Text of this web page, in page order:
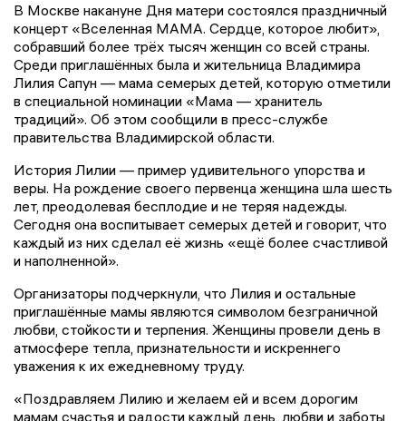
В Москве накануне Дня матери состоялся праздничный
концерт «Вселенная МАМА. Сердце, которое любит»,
собравший более трёх тысяч женщин со всей страны.
Среди приглашённых была и жительница Владимира
Лилия Сапун — мама семерых детей, которую отметили
в специальной номинации «Мама — хранитель
традиций». Об этом сообщили в пресс-службе
правительства Владимирской области.
История Лилии — пример удивительного упорства и
веры. На рождение своего первенца женщина шла шесть
лет, преодолевая бесплодие и не теряя надежды.
Сегодня она воспитывает семерых детей и говорит, что
каждый из них сделал её жизнь «ещё более счастливой
и наполненной».
Организаторы подчеркнули, что Лилия и остальные
приглашённые мамы являются символом безграничной
любви, стойкости и терпения. Женщины провели день в
атмосфере тепла, признательности и искреннего
уважения к их ежедневному труду.
«Поздравляем Лилию и желаем ей и всем дорогим
мамам счастья и радости каждый день, любви и заботы